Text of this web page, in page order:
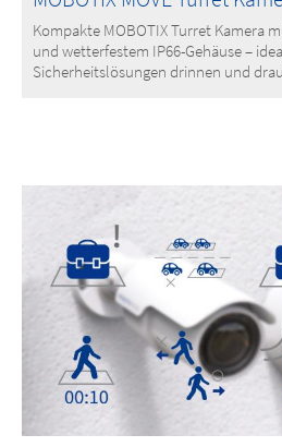
Kompakte MOBOTIX Turret Kamera
und wetterfestem IP66-Gehäuse –
Sicherheitslösungen drinnen und